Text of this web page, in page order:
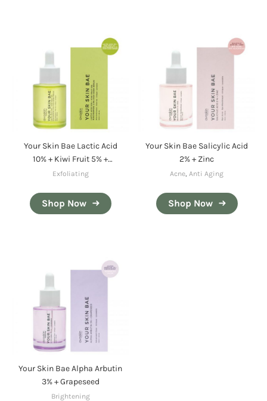
Your Skin Bae Lactic Acid
10% + Kiwi Fruit 5% +
Niacinamide 2,5% High
Exfoliating
Shop Now
Your Skin Bae Salicylic Acid
2% + Zinc
Acne Anti Aging
Shop Now
Your Skin Bae Alpha Arbutin
3% + Grapeseed
Brightening